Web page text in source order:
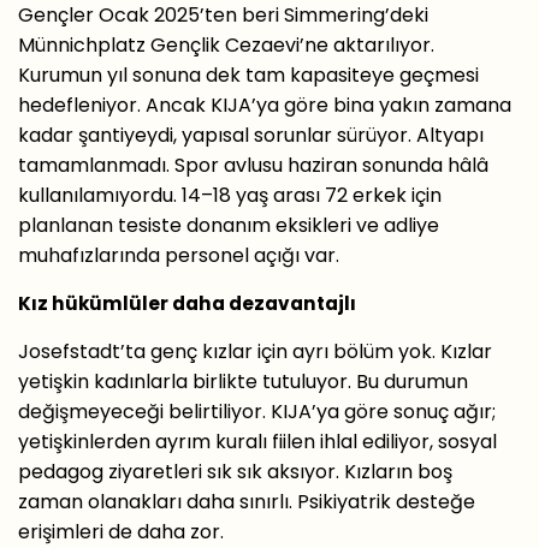
Gençler Ocak 2025’ten beri Simmering’deki
Münnichplatz Gençlik Cezaevi’ne aktarılıyor.
Kurumun yıl sonuna dek tam kapasiteye geçmesi
hedefleniyor. Ancak KIJA’ya göre bina yakın zamana
kadar şantiyeydi, yapısal sorunlar sürüyor. Altyapı
tamamlanmadı. Spor avlusu haziran sonunda hâlâ
kullanılamıyordu. 14–18 yaş arası 72 erkek için
planlanan tesiste donanım eksikleri ve adliye
muhafızlarında personel açığı var.
Kız hükümlüler daha dezavantajlı
Josefstadt’ta genç kızlar için ayrı bölüm yok. Kızlar
yetişkin kadınlarla birlikte tutuluyor. Bu durumun
değişmeyeceği belirtiliyor. KIJA’ya göre sonuç ağır;
yetişkinlerden ayrım kuralı fiilen ihlal ediliyor, sosyal
pedagog ziyaretleri sık sık aksıyor. Kızların boş
zaman olanakları daha sınırlı. Psikiyatrik desteğe
erişimleri de daha zor.